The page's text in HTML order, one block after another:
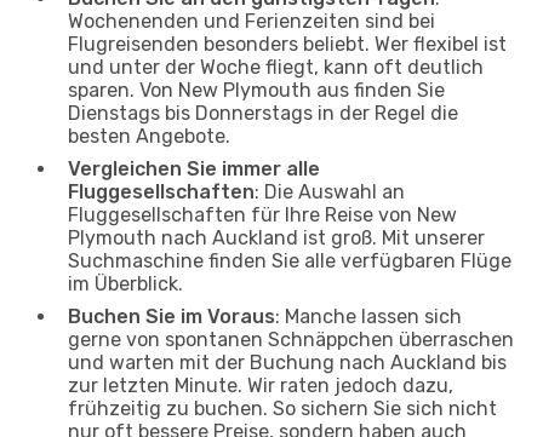
Wochenenden und Ferienzeiten sind bei
Flugreisenden besonders beliebt. Wer flexibel ist
und unter der Woche fliegt, kann oft deutlich
sparen. Von New Plymouth aus finden Sie
Dienstags bis Donnerstags in der Regel die
besten Angebote.
Vergleichen Sie immer alle
Fluggesellschaften: Die Auswahl an
Fluggesellschaften für Ihre Reise von New
Plymouth nach Auckland ist groß. Mit unserer
Suchmaschine finden Sie alle verfügbaren Flüge
im Überblick.
Buchen Sie im Voraus: Manche lassen sich
gerne von spontanen Schnäppchen überraschen
und warten mit der Buchung nach Auckland bis
zur letzten Minute. Wir raten jedoch dazu,
frühzeitig zu buchen. So sichern Sie sich nicht
nur oft bessere Preise, sondern haben auch